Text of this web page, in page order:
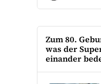
Zum 80.
was der
einander